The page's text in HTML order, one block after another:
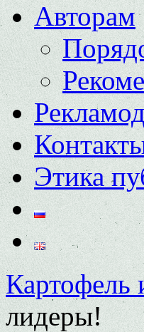
Авторам
Этика
Картофель
лидеры!